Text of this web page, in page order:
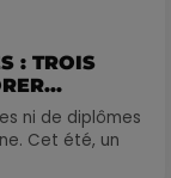
: TROIS
ni de diplômes
Cet été, un